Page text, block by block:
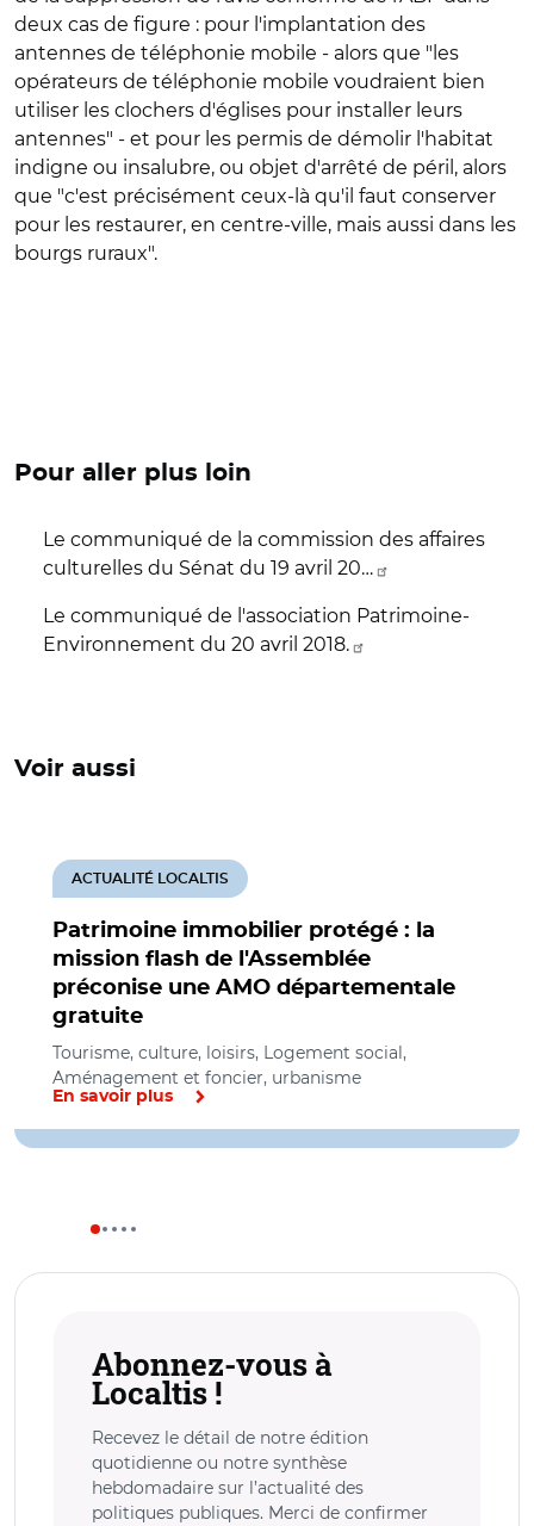
deux cas de figure : pour l'implantation des
antennes de téléphonie mobile - alors que "les
opérateurs de téléphonie mobile voudraient bien
utiliser les clochers d'églises pour installer leurs
antennes" - et pour les permis de démolir l'habitat
indigne ou insalubre, ou objet d'arrêté de péril, alors
que "c'est précisément ceux-là qu'il faut conserver
pour les restaurer, en centre-ville, mais aussi dans les
bourgs ruraux".
Pour aller plus loin
Le communiqué de la commission des affaires
culturelles du Sénat du 19 avril 20…
Le communiqué de l'association Patrimoine-
Environnement du 20 avril 2018.
Voir aussi
Patrimoine immobilier protégé : la
mission flash de l'Assemblée
préconise une AMO départementale
gratuite
ACTUALITÉ LOCALTIS
Tourisme, culture, loisirs, Logement social,
Aménagement et foncier, urbanisme
En savoir plus
Abonnez-vous à
Localtis !
Recevez le détail de notre édition
quotidienne ou notre synthèse
hebdomadaire sur l’actualité des
politiques publiques. Merci de confirmer